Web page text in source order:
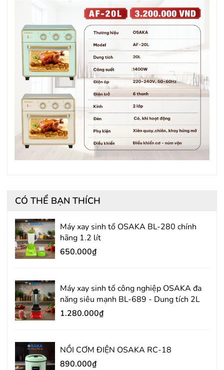
CÓ THỂ BẠN THÍCH
Máy xay sinh tố OSAKA BL-280 chính
hãng 1.2 lít
650.000₫
Máy xay sinh tố công nghiệp OSAKA đa
năng siêu mạnh BL-689 - Dung tích 2L
1.280.000₫
NỒI CƠM ĐIỆN OSAKA RC-18
890.000₫